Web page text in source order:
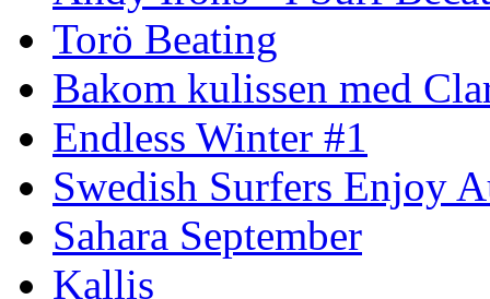
Torö Beating
Bakom kulissen med
Endless Winter #1
Swedish Surfers Enjoy
Sahara September
Kallis